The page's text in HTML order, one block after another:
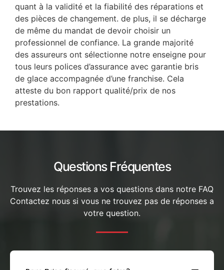
quant à la validité et la fiabilité des réparations et
des pièces de changement. de plus, il se décharge
de même du mandat de devoir choisir un
professionnel de confiance. La grande majorité
des assureurs ont sélectionne notre enseigne pour
tous leurs polices d’assurance avec garantie bris
de glace accompagnée d’une franchise. Cela
atteste du bon rapport qualité/prix de nos
prestations.
Questions Fréquentes
Trouvez les réponses a vos questions dans notre FAQ
Contactez nous si vous ne trouvez pas de réponses a
votre question.